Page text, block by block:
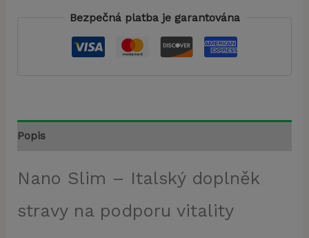
Bezpečná platba je garantována
Popis
Nano Slim – Italský doplněk
stravy na podporu vitality